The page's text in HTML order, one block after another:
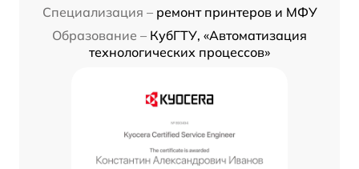
Специализация – ремонт принтеров и МФУ
Образование – КубГТУ, «Автоматизация
технологических процессов»